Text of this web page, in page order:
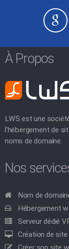
À Propos
LWS est une
l'hébergement de
noms de domaine.
Nos
Nom de
Hébergement
Serveur dédié
Création de